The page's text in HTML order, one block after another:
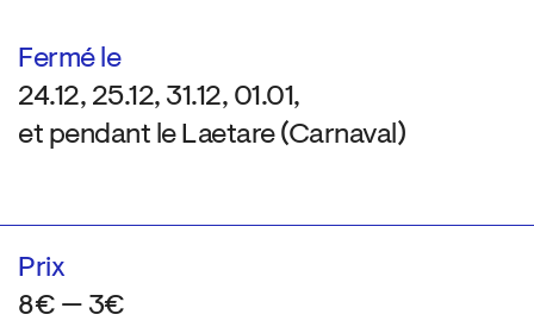
Fermé le
24.12, 25.12, 31.12, 01.01,
et pendant le Laetare (Carnaval)
Prix
8€ — 3€